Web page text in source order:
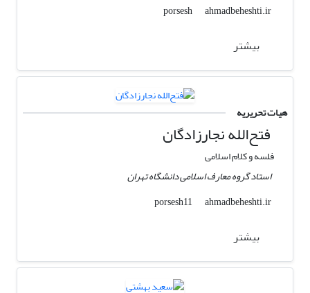
porsesh
ahmadbeheshti.ir
بیشتر
هیات تحریریه
فتح‌الله نجارزادگان
فلسه و کلام اسلامی
استاد گروه معارف اسلامی دانشگاه تهران
porsesh11
ahmadbeheshti.ir
بیشتر